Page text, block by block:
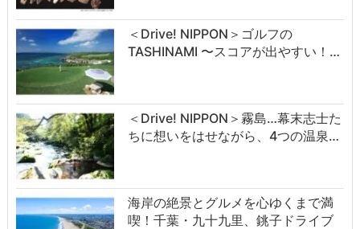
＜Drive! NIPPON＞ゴルフの
TASHINAMI 〜スコアが出やすい！…
＜Drive! NIPPON＞霧島…幕末志士た
ちに想いをはせながら、4つの温泉…
海岸の絶景とグルメを心ゆくまで満
喫！千葉・九十九里、銚子ドライブ